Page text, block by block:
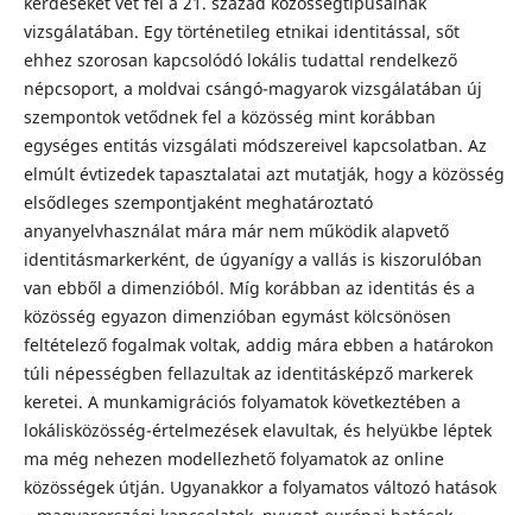
vizsgálatában. Egy történetileg etnikai identitással, sőt
ehhez szorosan kapcsolódó lokális tudattal rendelkező
népcsoport, a moldvai csángó-magyarok vizsgálatában új
szempontok vetődnek fel a közösség mint korábban
egységes entitás vizsgálati módszereivel kapcsolatban. Az
elmúlt évtizedek tapasztalatai azt mutatják, hogy a közösség
elsődleges szempontjaként meghatároztató
anyanyelvhasználat mára már nem működik alapvető
identitásmarkerként, de úgyanígy a vallás is kiszorulóban
van ebből a dimenzióból. Míg korábban az identitás és a
közösség egyazon dimenzióban egymást kölcsönösen
feltételező fogalmak voltak, addig mára ebben a határokon
túli népességben fellazultak az identitásképző markerek
keretei. A munkamigrációs folyamatok következtében a
lokálisközösség-értelmezések elavultak, és helyükbe léptek
ma még nehezen modellezhető folyamatok az online
közösségek útján. Ugyanakkor a folyamatos változó hatások